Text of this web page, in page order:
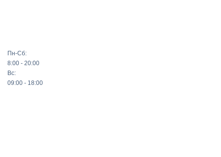
Пн-Сб:
8:00 - 20:00
Вс:
09:00 - 18:00